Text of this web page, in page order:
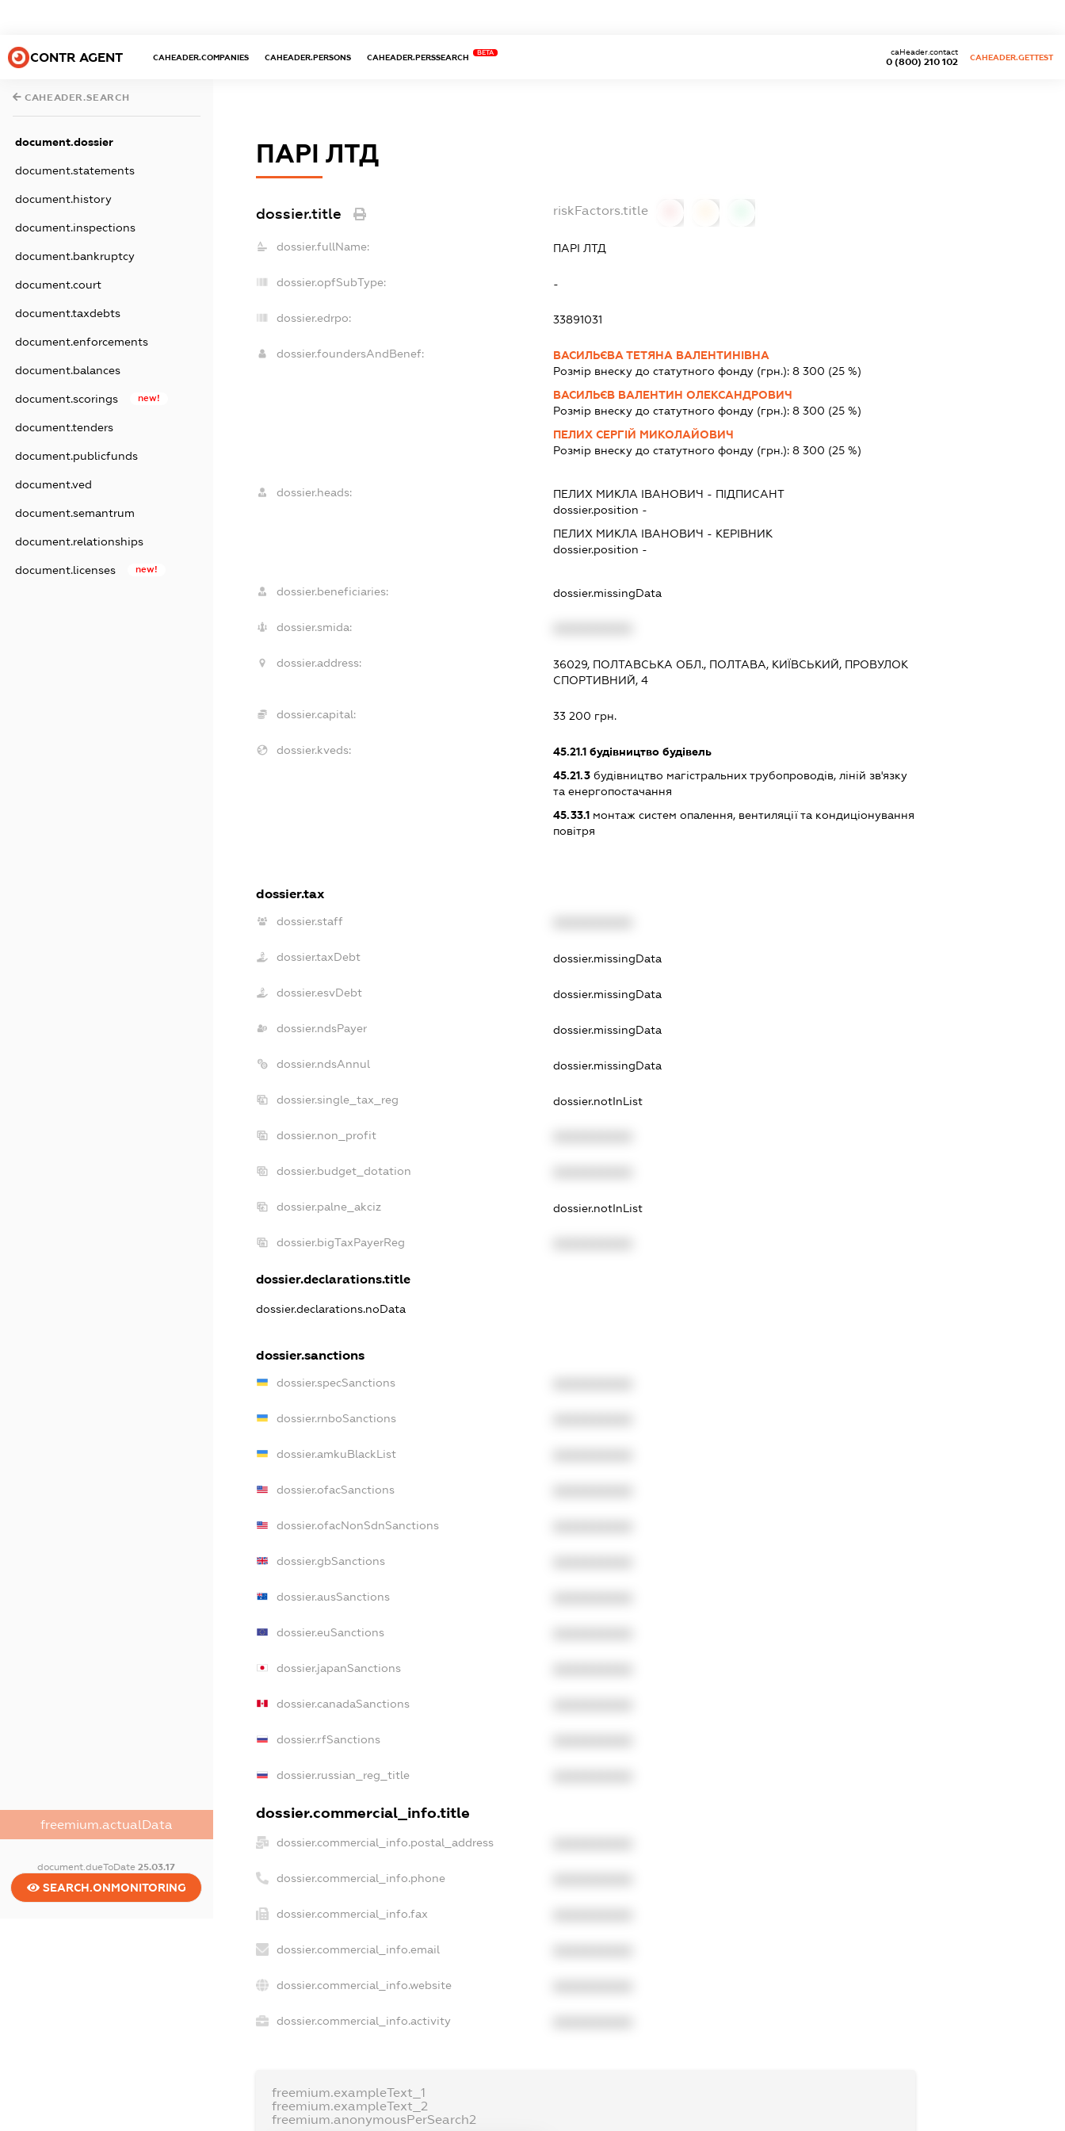
CONTR AGENT CAHEADER.COMPANIES CAHEADER.PERSONS CAHEADER.PERSSEARCH
BETA
0 (800) 210 102
caHeader.contact
CAHEADER.GETTEST
CAHEADER.SEARCH
document.dossier
document.statements
document.history
document.inspections
document.bankruptcy
document.court
document.taxdebts
document.enforcements
document.balances
document.scorings new!
document.tenders
document.publicfunds
document.ved
document.semantrum
document.relationships
document.licenses new!
freemium.actualData
document.dueToDate25.03.17
SEARCH.ONMONITORING
ПАРІ ЛТД
dossier.title riskFactors.title
dossier.fullName: ПАРІ ЛТД
dossier.opfSubType: -
dossier.edrpo: 33891031
dossier.foundersAndBenef:
ВАСИЛЬЄВА ТЕТЯНА ВАЛЕНТИНІВНА
Розмір внеску до статутного фонду (грн.): 8 300 (25 %)
ВАСИЛЬЄВ ВАЛЕНТИН ОЛЕКСАНДРОВИЧ
Розмір внеску до статутного фонду (грн.): 8 300 (25 %)
ПЕЛИХ СЕРГІЙ МИКОЛАЙОВИЧ
Розмір внеску до статутного фонду (грн.): 8 300 (25 %)
dossier.heads: ПЕЛИХ МИКЛА ІВАНОВИЧ - ПІДПИСАНТ
dossier.position -
ПЕЛИХ МИКЛА ІВАНОВИЧ - КЕРІВНИК
dossier.position -
dossier.beneficiaries: dossier.missingData
dossier.smida:
dossier.address:
36029, ПОЛТАВСЬКА ОБЛ., ПОЛТАВА, КИЇВСЬКИЙ, ПРОВУЛОК
СПОРТИВНИЙ, 4
dossier.capital: 33 200 грн.
dossier.kveds: 45.21.1будівництво будівель
45.21.3будівництво магістральних трубопроводів, ліній зв'язку
та енергопостачання
45.33.1монтаж систем опалення, вентиляції та кондиціонування
повітря
dossier.tax
dossier.staff
dossier.taxDebt dossier.missingData
dossier.esvDebt dossier.missingData
dossier.ndsPayer dossier.missingData
dossier.ndsAnnul dossier.missingData
dossier.single_tax_reg dossier.notInList
dossier.non_profit
dossier.budget_dotation
dossier.palne_akciz dossier.notInList
dossier.bigTaxPayerReg
dossier.declarations.title
dossier.declarations.noData
dossier.sanctions
dossier.specSanctions
dossier.rnboSanctions
dossier.amkuBlackList
dossier.ofacSanctions
dossier.ofacNonSdnSanctions
dossier.gbSanctions
dossier.ausSanctions
dossier.euSanctions
dossier.japanSanctions
dossier.canadaSanctions
dossier.rfSanctions
dossier.russian_reg_title
dossier.commercial_info.title
dossier.commercial_info.postal_address
dossier.commercial_info.phone
dossier.commercial_info.fax
dossier.commercial_info.email
dossier.commercial_info.website
dossier.commercial_info.activity
freemium.exampleText_1
freemium.exampleText_2
freemium.anonymousPerSearch2